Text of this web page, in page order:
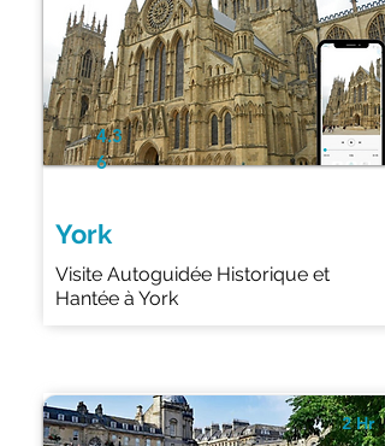
4.3
6
York
Visite Autoguidée Historique et
Hantée à York
2 Hr